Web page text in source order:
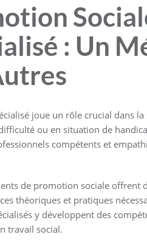
: Un
joue un rôle crucial dans
ou en situation de
compétents et
de promotion sociale offrent
théoriques et pratiques
y développent des
travail social.